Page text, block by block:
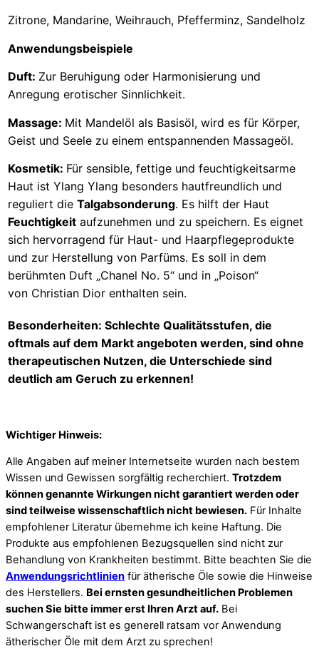
Zitrone, Mandarine, Weihrauch, Pfefferminz, Sandelholz
Anwendungsbeispiele
Duft: Zur Beruhigung oder Harmonisierung und
Anregung erotischer Sinnlichkeit.
Massage: Mit Mandelöl als Basisöl, wird es für Körper,
Geist und Seele zu einem entspannenden Massageöl.
Kosmetik: Für sensible, fettige und feuchtigkeitsarme
Haut ist Ylang Ylang besonders hautfreundlich und
reguliert die Talgabsonderung. Es hilft der Haut
Feuchtigkeit aufzunehmen und zu speichern. Es eignet
sich hervorragend für Haut- und Haarpflegeprodukte
und zur Herstellung von Parfüms. Es soll in dem
berühmten Duft „Chanel No. 5“ und in „Poison“
von Christian Dior enthalten sein.
Besonderheiten: Schlechte Qualitätsstufen, die
oftmals auf dem Markt angeboten werden, sind ohne
therapeutischen Nutzen, die Unterschiede sind
deutlich am Geruch zu erkennen!
Wichtiger Hinweis:
Alle Angaben auf meiner Internetseite wurden nach bestem
Wissen und Gewissen sorgfältig recherchiert. Trotzdem
können genannte Wirkungen nicht garantiert werden oder
sind teilweise wissenschaftlich nicht bewiesen. Für Inhalte
empfohlener Literatur übernehme ich keine Haftung. Die
Produkte aus empfohlenen Bezugsquellen sind nicht zur
Behandlung von Krankheiten bestimmt. Bitte beachten Sie die
Anwendungsrichtlinien für ätherische Öle sowie die Hinweise
des Herstellers. Bei ernsten gesundheitlichen Problemen
suchen Sie bitte immer erst Ihren Arzt auf. Bei
Schwangerschaft ist es generell ratsam vor Anwendung
ätherischer Öle mit dem Arzt zu sprechen!